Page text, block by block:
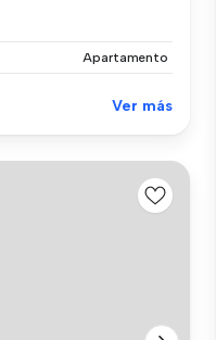
Apartamento
Ver más